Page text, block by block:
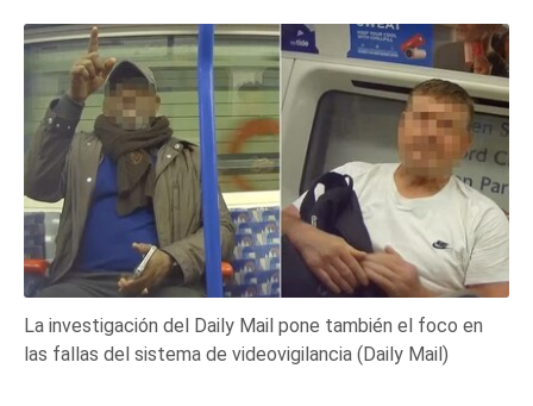
La investigación del Daily Mail pone también el foco en
las fallas del sistema de videovigilancia (Daily Mail)